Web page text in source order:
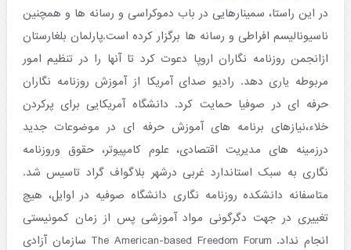
در این راستا، سمینارهایی در باب دموکراسی و رسانه ها و همچنین
ناسیونالیسم افراطی و رسانه ها برگزار کرده است.پارلمان بلغارستان
ازانجمن روزنامه نگاران اروپا دعوت کرد تا آنها را در تنظیم امور
مربوطه یاری دهد. رادیو صدای آمریکا از آموزش روزنامه نگاران
حرفه ای در صوفیا حمایت کرد. دانشگاه آمریکایی برای پرکردن
خلاء،نیازهای برنامه های آموزش حرفه ای در موضوعات جدید
درزمینه های مدیریت اقتصادی، علوم کامپیوتر، حقوق وروزنامه
نگاری به سبک استاندارد غربی درشهر بلاگواف گراد تاسیس شد.
متاسفانه دانشکده روزنامه نگاری دانشگاه صوفیه در اوایل، هیچ
تغییری در جهت دگرگونی مواد آموزشی پس از زمان کمونیستی
انجام نداد. The American-based Freedom Forum سازمان آزادی